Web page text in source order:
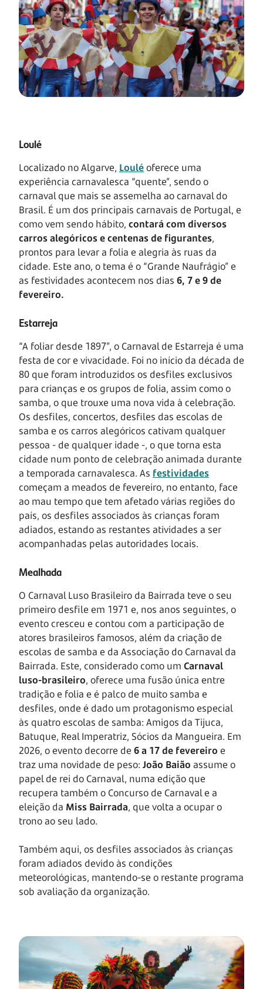
Loulé
Localizado no Algarve, Louléoferece uma
experiência carnavalesca “quente”, sendo o
carnaval que mais se assemelha ao carnaval do
Brasil. É um dos principais carnavais de Portugal, e
como vem sendo hábito, contará com diversos
carros alegóricos e centenas de figurantes,
prontos para levar a folia e alegria às ruas da
cidade. Este ano, o tema é o “Grande Naufrágio” e
as festividades acontecem nos dias 6, 7 e 9 de
fevereiro.
Estarreja
“A foliar desde 1897”, o Carnaval de Estarreja é uma
festa de cor e vivacidade. Foi no início da década de
80 que foram introduzidos os desfiles exclusivos
para crianças e os grupos de folia, assim como o
samba, o que trouxe uma nova vida à celebração.
Os desfiles, concertos, desfiles das escolas de
samba e os carros alegóricos cativam qualquer
pessoa - de qualquer idade -, o que torna esta
cidade num ponto de celebração animada durante
a temporada carnavalesca. As festividades
começam a meados de fevereiro, no entanto, face
ao mau tempo que tem afetado várias regiões do
país, os desfiles associados às crianças foram
adiados, estando as restantes atividades a ser
acompanhadas pelas autoridades locais.
Mealhada
O Carnaval Luso Brasileiro da Bairrada teve o seu
primeiro desfile em 1971 e, nos anos seguintes, o
evento cresceu e contou com a participação de
atores brasileiros famosos, além da criação de
escolas de samba e da Associação do Carnaval da
Bairrada. Este, considerado como um Carnaval
luso-brasileiro, oferece uma fusão única entre
tradição e folia e é palco de muito samba e
desfiles, onde é dado um protagonismo especial
às quatro escolas de samba: Amigos da Tijuca,
Batuque, Real Imperatriz, Sócios da Mangueira. Em
2026, o evento decorre de 6 a 17 de fevereiro e
traz uma novidade de peso: João Baião assume o
papel de rei do Carnaval, numa edição que
recupera também o Concurso de Carnaval e a
eleição da Miss Bairrada, que volta a ocupar o
trono ao seu lado.
Também aqui, os desfiles associados às crianças
foram adiados devido às condições
meteorológicas, mantendo-se o restante programa
sob avaliação da organização.